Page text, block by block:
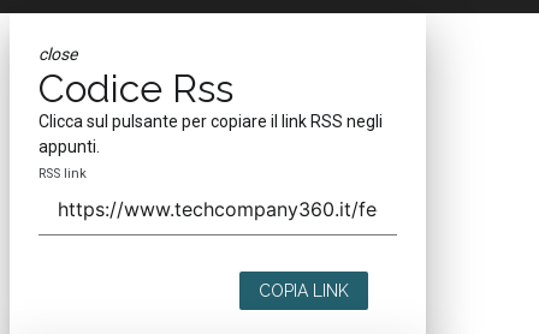
close
Codice Rss
Clicca sul pulsante per copiare il link RSS negli
appunti.
RSS link
COPIA LINK